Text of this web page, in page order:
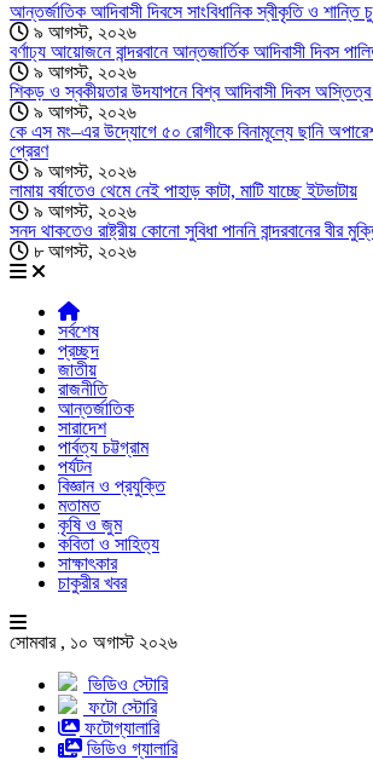
আন্তর্জাতিক আদিবাসী দিবসে সাংবিধানিক স্বীকৃতি ও শান্তি
৯ আগস্ট, ২০২৬
বর্ণাঢ্য আয়োজনে বান্দরবানে আন্তজার্তিক আদিবাসী দিবস
৯ আগস্ট, ২০২৬
শিকড় ও স্বকীয়তার উদযাপনে বিশ্ব আদিবাসী দিবস অস্তিত্ব
৯ আগস্ট, ২০২৬
কে এস মং–এর উদ্যোগে ৫০ রোগীকে বিনামূল্যে ছানি
প্রেরণ
৯ আগস্ট, ২০২৬
লামায় বর্ষাতেও থেমে নেই পাহাড় কাটা, মাটি যাচ্ছে ইটভাটায়
৯ আগস্ট, ২০২৬
সনদ থাকতেও রাষ্ট্রীয় কোনো সুবিধা পাননি বান্দরবানের বীর
৮ আগস্ট, ২০২৬
সর্বশেষ
প্রচ্ছদ
জাতীয়
রাজনীতি
আন্তর্জাতিক
সারাদেশ
পার্বত্য চট্টগ্রাম
পর্যটন
বিজ্ঞান ও প্রযুক্তি
মতামত
কৃষি ও জুম
কবিতা ও সাহিত্য
সাক্ষাৎকার
চাকুরীর খবর
সোমবার , ১০ অগাস্ট ২০২৬
ভিডিও স্টোরি
ফটো স্টোরি
ফটোগ্যালারি
ভিডিও গ্যালারি